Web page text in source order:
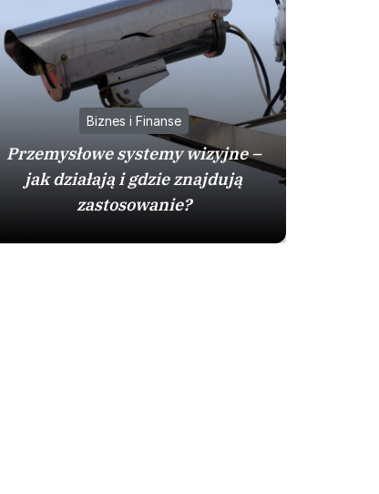
Biznes i Finanse
Przemysłowe systemy wizyjne –
jak działają i gdzie znajdują
zastosowanie?